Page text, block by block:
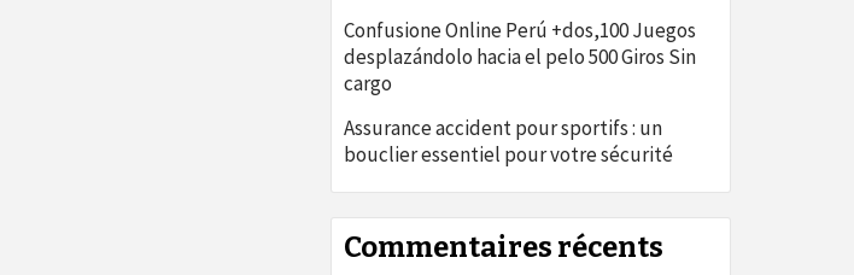
Confusione Online Perú +dos,100 Juegos
desplazándolo hacia el pelo 500 Giros Sin
cargo
Assurance accident pour sportifs : un
bouclier essentiel pour votre sécurité
Commentaires récents